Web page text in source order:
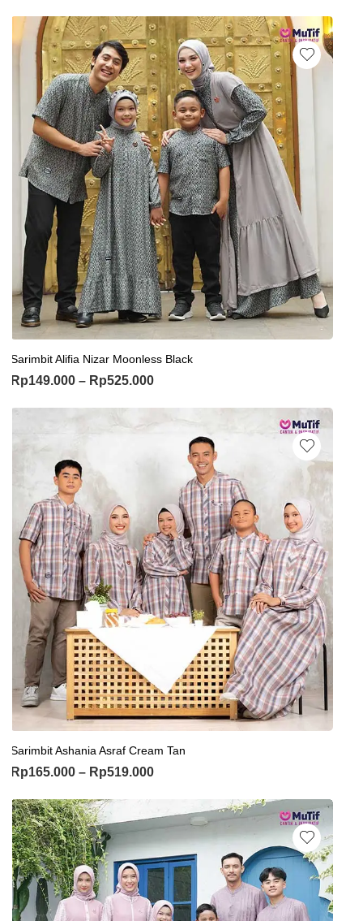
Sarimbit Alifia Nizar Moonless Black
Rp149.000 – Rp525.000
Sarimbit Ashania Asraf Cream Tan
Rp165.000 – Rp519.000